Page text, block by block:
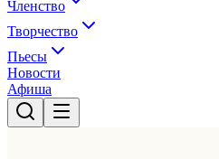
Членство
Творчество
Пьесы
Новости
Афиша